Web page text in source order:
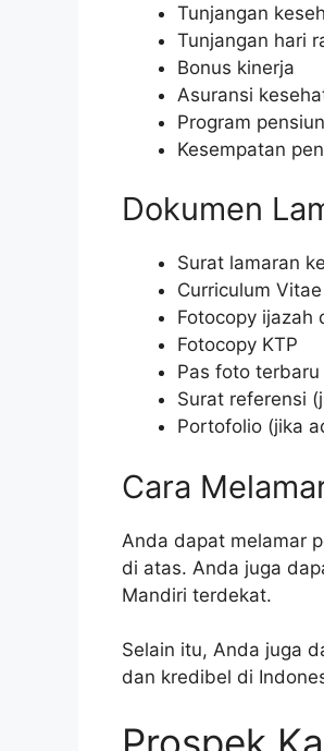
Tunjangan
Tunjangan hari
Bonus kinerja
Asuransi
Program pensiun
Kesempatan
Dokumen
Surat lamaran
Curriculum
Fotocopy ijazah
Fotocopy KTP
Pas foto terbaru
Surat referensi
Portofolio (jika
Cara
Anda dapat melamar
di atas. Anda juga
Mandiri terdekat.
Selain itu, Anda juga
dan kredibel di
Prospek